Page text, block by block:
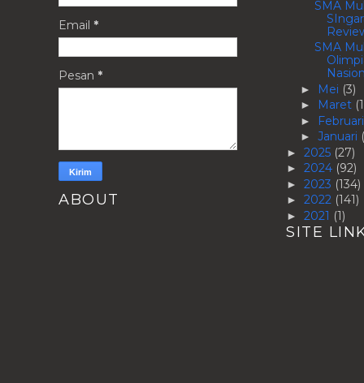
Email *
Pesan *
ABOUT
SMA
SMA
► Mei (3)
► Maret
► Februari
► Januari
► 2025 (27)
► 2024 (92)
► 2023 (134)
► 2022 (141)
► 2021 (1)
SITE